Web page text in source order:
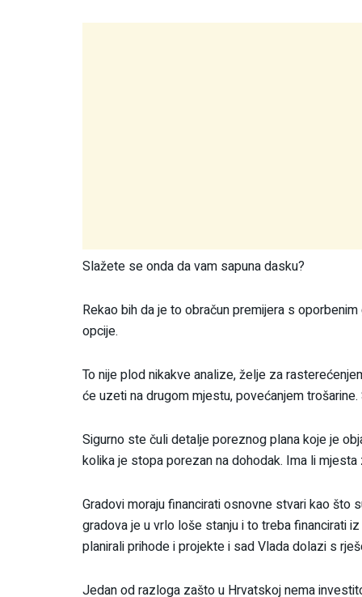
Slažete se onda da vam sapuna dasku?
Rekao bih da je to obračun premijera s
opcije.
To nije plod nikakve analize, želje za
će uzeti na drugom mjestu, povećanjem
Sigurno ste čuli detalje poreznog plana koje je
kolika je stopa porezan na dohodak. Ima li
Gradovi moraju financirati osnovne stvari kao što
gradova je u vrlo loše stanju i to treba financirati
planirali prihode i projekte i sad Vlada dolazi s
Jedan od razloga zašto u Hrvatskoj nema